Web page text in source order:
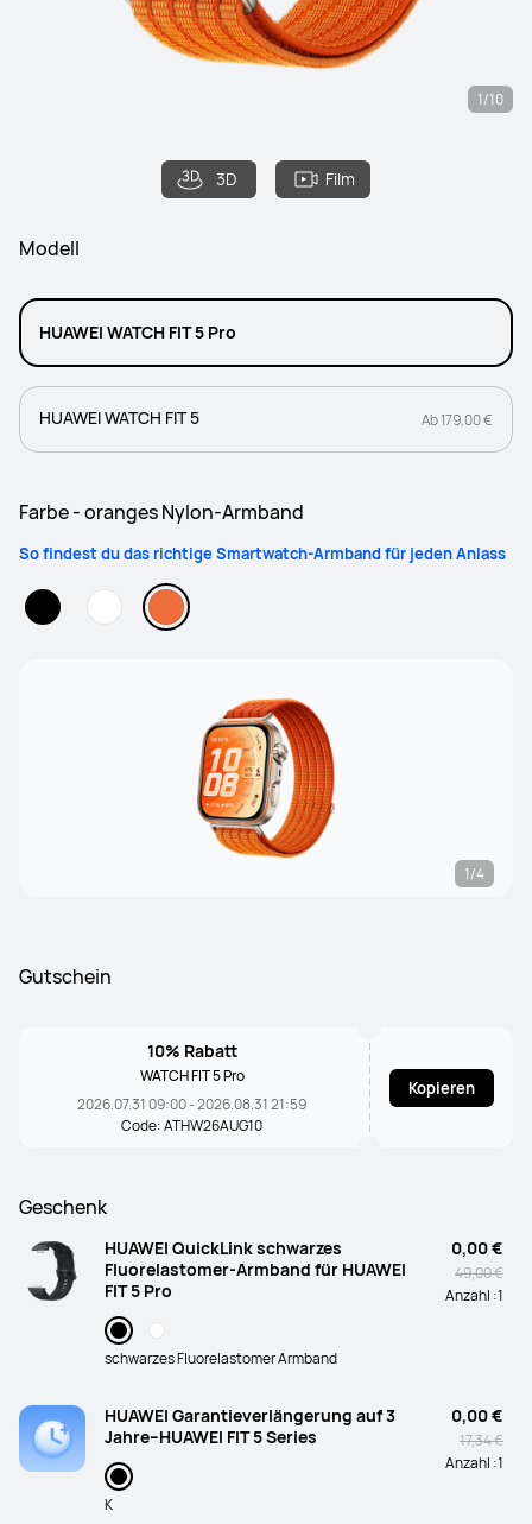
3D Film
1/10
Modell
HUAWEI WATCH FIT 5 Pro
HUAWEI WATCH FIT 5 Ab 179,00 €
Farbe - oranges Nylon-Armband
So findest du das richtige Smartwatch-Armband für jeden Anlass
1/4
Gutschein
10% Rabatt
WATCH FIT 5 Pro
2026.07.31 09:00 - 2026.08.31 21:59
Code: ATHW26AUG10
Kopieren
Geschenk
HUAWEI QuickLink schwarzes
Fluorelastomer-Armband für HUAWEI
FIT 5 Pro
schwarzes Fluorelastomer Armband
0,00 €
49,00 €
Anzahl :1
HUAWEI Garantieverlängerung auf 3
Jahre–HUAWEI FIT 5 Series
K
0,00 €
17,34 €
Anzahl :1